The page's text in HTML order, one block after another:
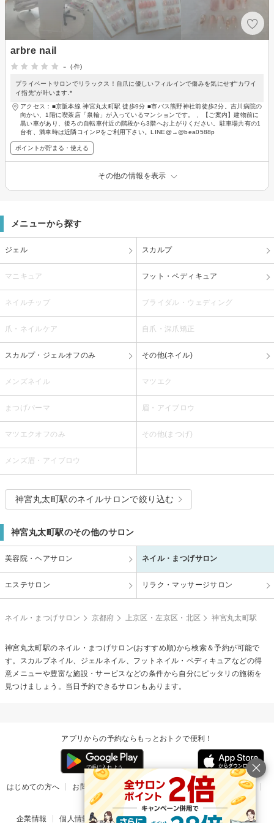
arbre nail
-
(-件)
プライベートサロンでリラックス！自爪に優しいフィルインで傷みを気にせず“カワイ
イ指先”が叶います.*
アクセス：■京阪本線 神宮丸太町駅 徒歩9分 ■市バス熊野神社前徒歩2分。吉川病院の
向かい、1階に喫茶店「泉輪」が入っているマンションです。 、【ご案内】建物前に
黒い車があり、後ろの自転車付近の階段から3階へお上がりください。駐車場共有の1
台有、満車時は近隣コインPをご利用下さい。LINE@→@bea0588p
ポイントが貯まる・使える
その他の情報を表示
メニューから探す
ジェル スカルプ
マニキュア フット・ペディキュア
ネイルチップ ブライダル・ウェディング
爪・ネイルケア 自爪・深爪矯正
スカルプ・ジェルオフのみ その他(ネイル)
メンズネイル マツエク
まつげパーマ 眉・アイブロウ
マツエクオフのみ その他(まつげ)
メンズ眉・アイブロウ
神宮丸太町駅のネイルサロンで絞り込む
神宮丸太町駅のその他のサロン
美容院・ヘアサロン ネイル・まつげサロン
エステサロン リラク・マッサージサロン
ネイル・まつげサロン 京都府 上京区・左京区・北区 神宮丸太町駅
神宮丸太町駅のネイル・まつげサロン(おすすめ順)から検索＆予約が可能で
す。スカルプネイル、ジェルネイル、フットネイル・ペディキュアなどの得
意メニューや豊富な施設・サービスなどの条件から自分にピッタリの施術を
見つけましょう。当日予約できるサロンもあります。
アプリからの予約ならもっとおトクで便利！
はじめての方へ お問い合わせ ヘルプ リリース情報
利用規約
掲載ご希望のサロン様
企業情報 個人情報保護方針 楽天のサービス一覧 アプリ一覧